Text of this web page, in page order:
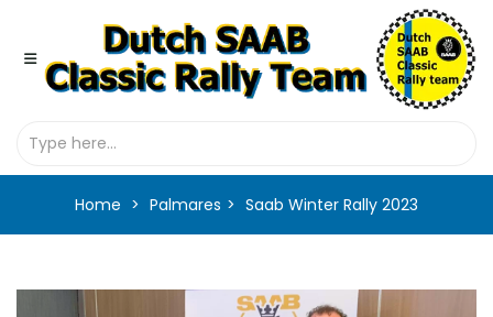
Home Palmares Saab Winter Rally 2023